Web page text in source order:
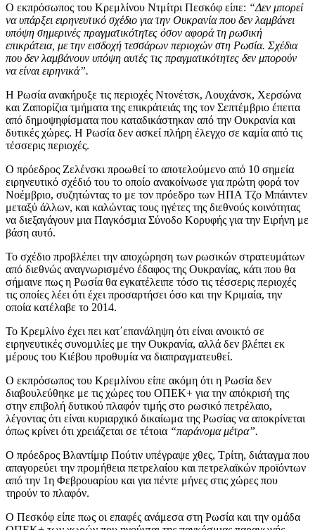
Ο εκπρόσωπος του Κρεμλίνου Ντμίτρι Πεσκόφ είπε: “Δεν μπορεί
να υπάρξει ειρηνευτικό σχέδιο για την Ουκρανία που δεν λαμβάνει
υπόψη σημερινές πραγματικότητες όσον αφορά τη ρωσική
επικράτεια, με την εισδοχή τεσσάρων περιοχών στη Ρωσία. Σχέδια
που δεν λαμβάνουν υπόψη αυτές τις πραγματικότητες δεν μπορούν
να είναι ειρηνικά”.
Η Ρωσία ανακήρυξε τις περιοχές Ντονέτσκ, Λουχάνσκ, Χερσώνα
και Ζαπορίζια τμήματα της επικράτειάς της τον Σεπτέμβριο έπειτα
από δημοψηφίσματα που καταδικάστηκαν από την Ουκρανία και
δυτικές χώρες. Η Ρωσία δεν ασκεί πλήρη έλεγχο σε καμία από τις
τέσσερις περιοχές.
Ο πρόεδρος Ζελένσκι προωθεί το αποτελούμενο από 10 σημεία
ειρηνευτικό σχέδιό του το οποίο ανακοίνωσε για πρώτη φορά τον
Νοέμβριο, συζητώντας το με τον πρόεδρο των ΗΠΑ Τζο Μπάιντεν
μεταξύ άλλων, και καλώντας τους ηγέτες της διεθνούς κοινότητας
να διεξαγάγουν μια Παγκόσμια Σύνοδο Κορυφής για την Ειρήνη με
βάση αυτό.
Το σχέδιο προβλέπει την αποχώρηση των ρωσικών στρατευμάτων
από διεθνώς αναγνωρισμένο έδαφος της Ουκρανίας, κάτι που θα
σήμαινε πως η Ρωσία θα εγκατέλειπε τόσο τις τέσσερις περιοχές
τις οποίες λέει ότι έχει προσαρτήσει όσο και την Κριμαία, την
οποία κατέλαβε το 2014.
Το Κρεμλίνο έχει πει κατ΄επανάληψη ότι είναι ανοικτό σε
ειρηνευτικές συνομιλίες με την Ουκρανία, αλλά δεν βλέπει εκ
μέρους του Κιέβου προθυμία να διαπραγματευθεί.
Ο εκπρόσωπος του Κρεμλίνου είπε ακόμη ότι η Ρωσία δεν
διαβουλεύθηκε με τις χώρες του ΟΠΕΚ+ για την απόκρισή της
στην επιβολή δυτικού πλαφόν τιμής στο ρωσικό πετρέλαιο,
λέγοντας ότι είναι κυριαρχικό δικαίωμα της Ρωσίας να αποκρίνεται
όπως κρίνει ότι χρειάζεται σε τέτοια “παράνομα μέτρα”.
Ο πρόεδρος Βλαντίμιρ Πούτιν υπέγραψε χθες, Τρίτη, διάταγμα που
απαγορεύει την προμήθεια πετρελαίου και πετρελαϊκών προϊόντων
από την 1η Φεβρουαρίου και για πέντε μήνες στις χώρες που
τηρούν το πλαφόν.
Ο Πεσκόφ είπε πως οι επαφές ανάμεσα στη Ρωσία και την ομάδα